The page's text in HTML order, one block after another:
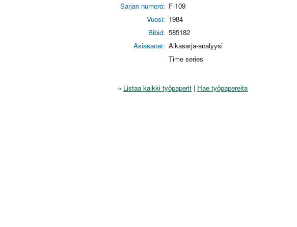
Sarjan numero: F-109
Vuosi: 1984
Bibid: 585182
Asiasanat: Aikasarja-analyysi
Time series
» Listaa kaikki työpaperit | Hae työpapereita